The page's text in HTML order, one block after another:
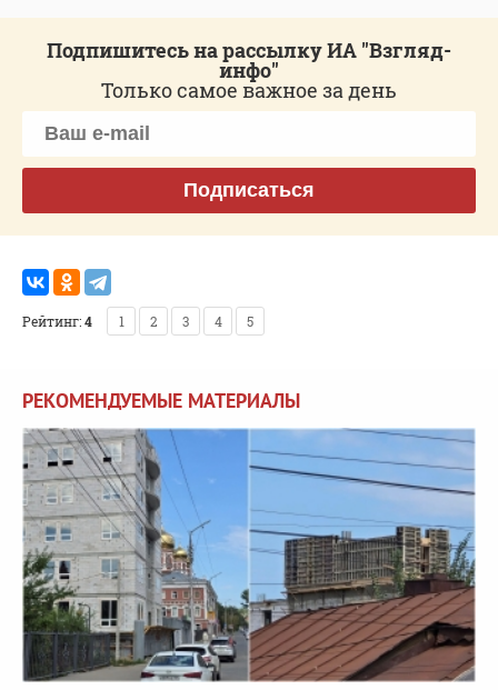
Подпишитесь на рассылку ИА "Взгляд-
инфо"
Только самое важное за день
Подписаться
Рейтинг:4 1 2 3 4 5
РЕКОМЕНДУЕМЫЕ МАТЕРИАЛЫ